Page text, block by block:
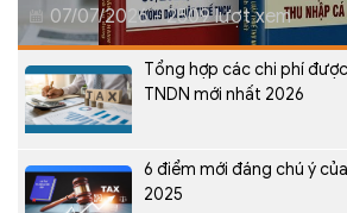
07/07/2026 - 2509 lượt xem
Tổng hợp các chi phí
TNDN mới nhất 2026
6 điểm mới đáng chú ý
2025